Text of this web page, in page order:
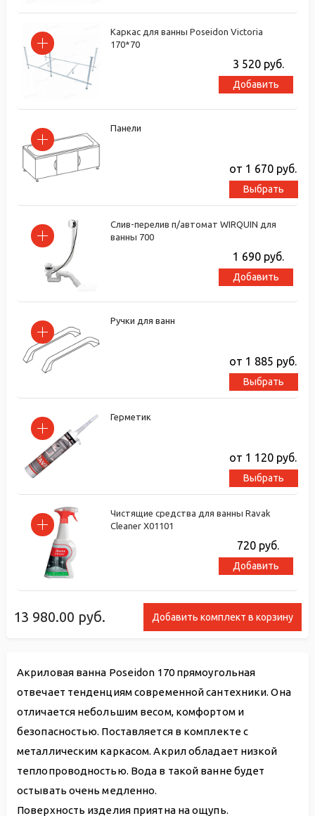
13 980.00 руб. Добавить комплект в корзину
Каркас для ванны Poseidon Victoria
170*70
3 520руб.
Добавить
Панели
от 1 670 руб.
Выбрать
Слив-перелив п/автомат WIRQUIN для
ванны 700
1 690руб.
Добавить
Ручки для ванн
от 1 885 руб.
Выбрать
Герметик
от 1 120 руб.
Выбрать
Чистящие средства для ванны Ravak
Cleaner X01101
720 руб.
Добавить
Акриловая ванна Poseidon 170 прямоугольная
отвечает тенденциям современной сантехники. Она
отличается небольшим весом, комфортом и
безопасностью. Поставляется в комплекте с
металлическим каркасом. Акрил обладает низкой
теплопроводностью. Вода в такой ванне будет
остывать очень медленно.
Поверхность изделия приятна на ощупь.